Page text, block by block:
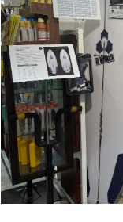
スノーTOP
スケートTOP
CONTENTS
ブランド一覧
特集一覧